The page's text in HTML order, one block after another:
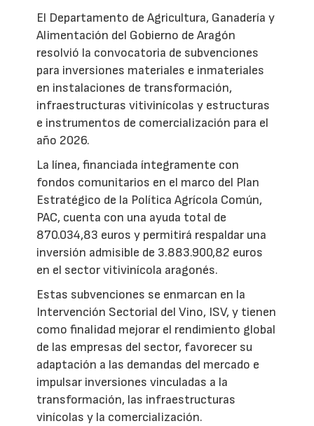
El Departamento de Agricultura, Ganadería y
Alimentación del Gobierno de Aragón
resolvió la convocatoria de subvenciones
para inversiones materiales e inmateriales
en instalaciones de transformación,
infraestructuras vitivinícolas y estructuras
e instrumentos de comercialización para el
año 2026.
La línea, financiada íntegramente con
fondos comunitarios en el marco del Plan
Estratégico de la Política Agrícola Común,
PAC, cuenta con una ayuda total de
870.034,83 euros y permitirá respaldar una
inversión admisible de 3.883.900,82 euros
en el sector vitivinícola aragonés.
Estas subvenciones se enmarcan en la
Intervención Sectorial del Vino, ISV, y tienen
como finalidad mejorar el rendimiento global
de las empresas del sector, favorecer su
adaptación a las demandas del mercado e
impulsar inversiones vinculadas a la
transformación, las infraestructuras
vinícolas y la comercialización.